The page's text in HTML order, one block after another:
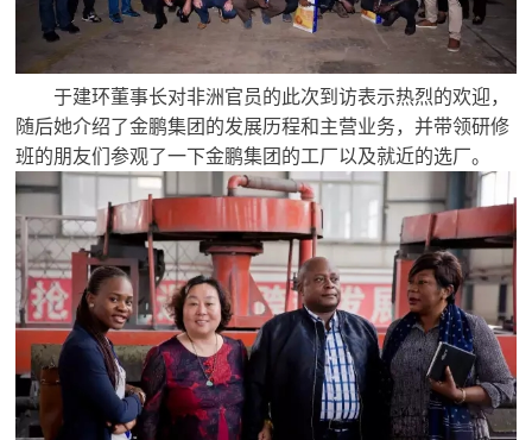
于建环董事长对非洲官员的此次到访表示热烈的欢迎，
随后她介绍了金鹏集团的发展历程和主营业务，并带领研修
班的朋友们参观了一下金鹏集团的工厂以及就近的选厂。